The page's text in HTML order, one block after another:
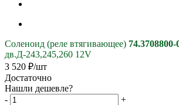
Соленоид (реле втягивающее) 74.3708800-
дв.Д-243,245,260 12V
3 520 ₽/шт
Достаточно
Нашли дешевле?
-
+